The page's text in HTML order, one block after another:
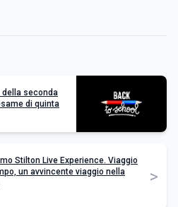
della seconda
di quinta
Stilton Live Experience. Viaggio
un avvincente viaggio nella
>